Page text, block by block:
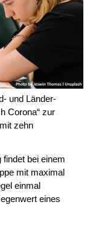
und Länder-
Corona“ zur
zehn
bei einem
mit maximal
einmal
eines